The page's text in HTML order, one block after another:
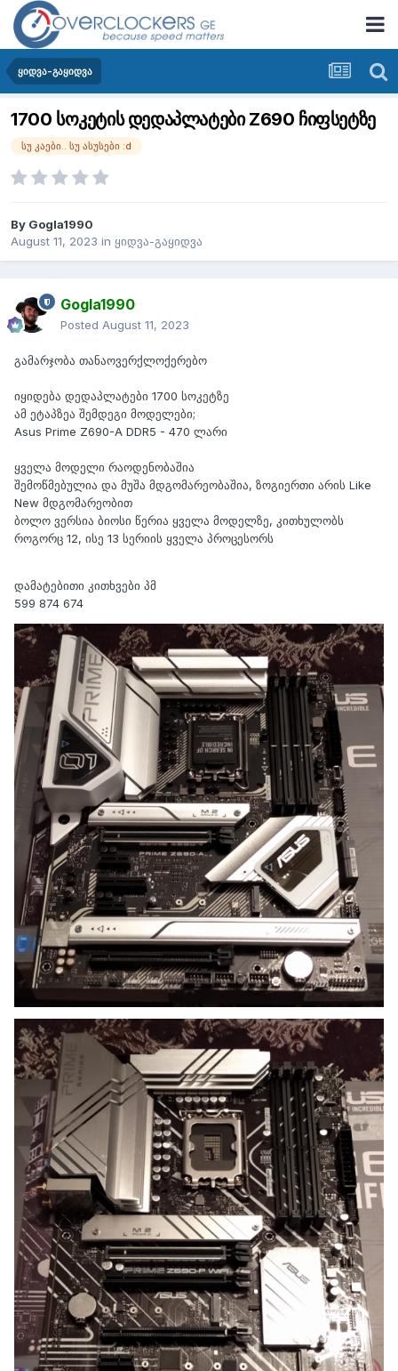
ყიდვა-გაყიდვა
1700 სოკეტის დედაპლატები Z690 ჩიფსეტზე
სუ კაები.. სუ ასუსები :d
By Gogla1990
August 11, 2023 in ყიდვა-გაყიდვა
Gogla1990
Posted August 11, 2023
გამარჯობა თანაოვერქლოქერებო
იყიდება დედაპლატები 1700 სოკეტზე
ამ ეტაპზეა შემდეგი მოდელები;
Asus Prime Z690-A DDR5 - 470 ლარი
ყველა მოდელი რაოდენობაშია
შემოწმებულია და მუშა მდგომარეობაშია, ზოგიერთი არის Like
New მდგომარეობით
ბოლო ვერსია ბიოსი წერია ყველა მოდელზე, კითხულობს
როგორც 12, ისე 13 სერიის ყველა პროცესორს
დამატებითი კითხვები პმ
599 874 674